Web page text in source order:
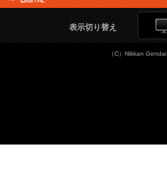
表示切り替え
（C）Nikkan Gendai